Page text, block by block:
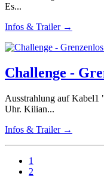
Es...
Infos & Trailer →
Challenge -
Ausstrahlung auf Kabel1
Uhr. Kilian...
Infos & Trailer →
1
2